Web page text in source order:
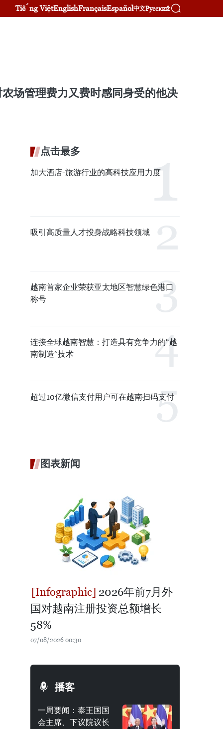
Tiếng ViệtEnglishFrançaisEspañol中文Русский
场管理费力又费时感同身受的他决
点击最多
加大酒店-旅游行业的高科技应用力度
吸引高质量人才投身战略科技领域
越南首家企业荣获亚太地区智慧绿色港口
称号
连接全球越南智慧：打造具有竞争力的“越
南制造”技术
超过10亿微信支付用户可在越南扫码支付
图表新闻
2026年前7月外
国对越南注册投资总额增长
58%
07/08/2026 00:30
播客
一周要闻：泰王国国
会主席、下议院议长